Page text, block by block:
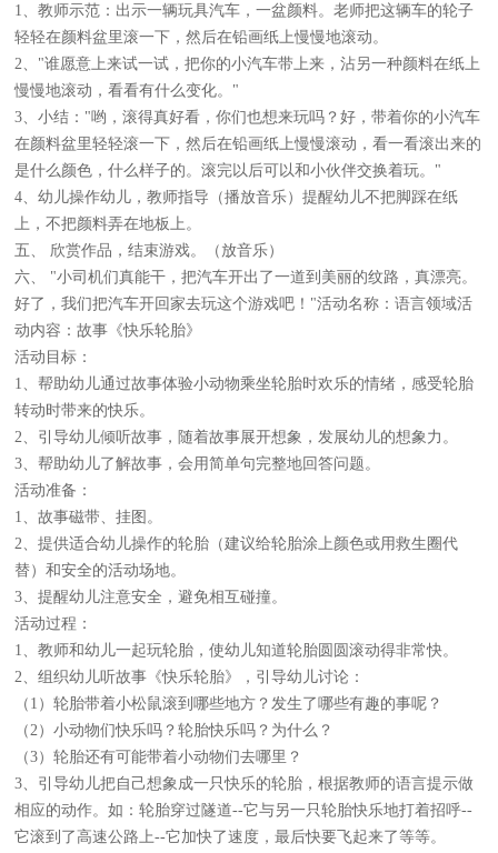
1、教师示范：出示一辆玩具汽车，一盆颜料。老师把这辆车的轮子
轻轻在颜料盆里滚一下，然后在铅画纸上慢慢地滚动。
2、"谁愿意上来试一试，把你的小汽车带上来，沾另一种颜料在纸上
慢慢地滚动，看看有什么变化。"
3、小结："哟，滚得真好看，你们也想来玩吗？好，带着你的小汽车
在颜料盆里轻轻滚一下，然后在铅画纸上慢慢滚动，看一看滚出来的
是什么颜色，什么样子的。滚完以后可以和小伙伴交换着玩。"
4、幼儿操作幼儿，教师指导（播放音乐）提醒幼儿不把脚踩在纸
上，不把颜料弄在地板上。
五、 欣赏作品，结束游戏。（放音乐）
六、 "小司机们真能干，把汽车开出了一道到美丽的纹路，真漂亮。
好了，我们把汽车开回家去玩这个游戏吧！"活动名称：语言领域活
动内容：故事《快乐轮胎》
活动目标：
1、帮助幼儿通过故事体验小动物乘坐轮胎时欢乐的情绪，感受轮胎
转动时带来的快乐。
2、引导幼儿倾听故事，随着故事展开想象，发展幼儿的想象力。
3、帮助幼儿了解故事，会用简单句完整地回答问题。
活动准备：
1、故事磁带、挂图。
2、提供适合幼儿操作的轮胎（建议给轮胎涂上颜色或用救生圈代
替）和安全的活动场地。
3、提醒幼儿注意安全，避免相互碰撞。
活动过程：
1、教师和幼儿一起玩轮胎，使幼儿知道轮胎圆圆滚动得非常快。
2、组织幼儿听故事《快乐轮胎》，引导幼儿讨论：
（1）轮胎带着小松鼠滚到哪些地方？发生了哪些有趣的事呢？
（2）小动物们快乐吗？轮胎快乐吗？为什么？
（3）轮胎还有可能带着小动物们去哪里？
3、引导幼儿把自己想象成一只快乐的轮胎，根据教师的语言提示做
相应的动作。如：轮胎穿过隧道--它与另一只轮胎快乐地打着招呼--
它滚到了高速公路上--它加快了速度，最后快要飞起来了等等。